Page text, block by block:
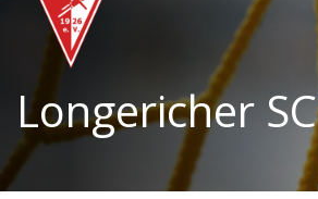
Longericher SC